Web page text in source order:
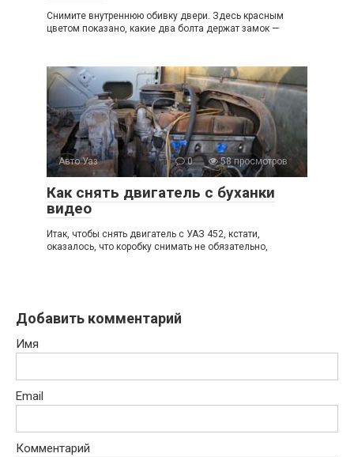
Снимите внутреннюю обивку двери. Здесь красным
цветом показано, какие два болта держат замок —
Авто Уаз 0 58 просмотров
Как снять двигатель с буханки
видео
Итак, чтобы снять двигатель с УАЗ 452, кстати,
оказалось, что коробку снимать не обязательно,
Добавить комментарий
Имя
Email
Комментарий